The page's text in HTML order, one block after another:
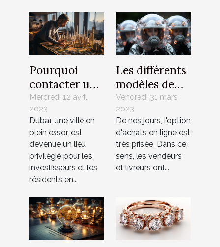
Pourquoi
contacter une
agence
Immobilière à
Dubaï ?
Mercredi 12 avril
2023
Dubaï, une ville en
plein essor, est
devenue un lieu
privilégié pour les
investisseurs et les
résidents en...
Les différents
modèles de
bulle de
protection
Vendredi 31 mars
2023
De nos jours, l'option
d'achats en ligne est
très prisée. Dans ce
sens, les vendeurs
et livreurs ont...